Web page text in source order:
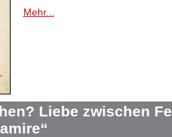
Mehr...
Liebe zwischen